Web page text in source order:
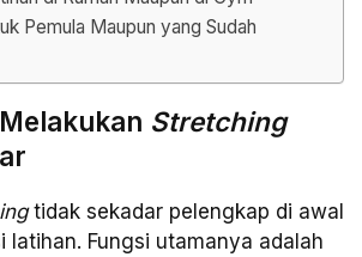
Pemula Maupun yang Sudah
Stretching
tidak sekadar pelengkap di awal
latihan. Fungsi utamanya adalah